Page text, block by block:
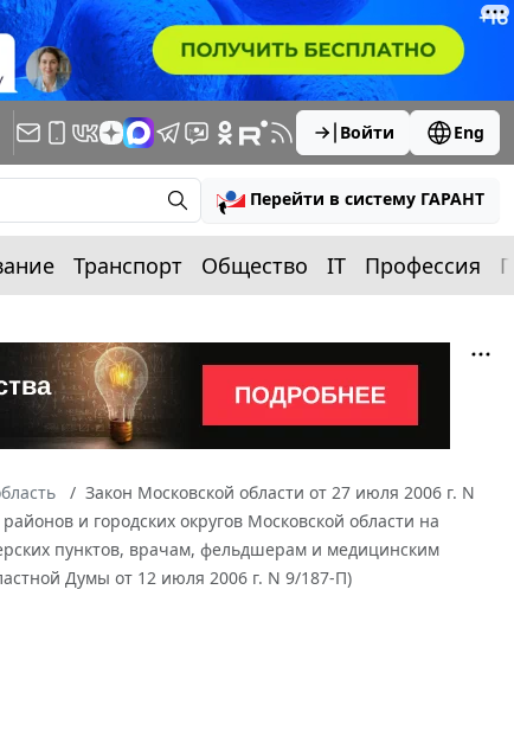
Войти Eng
Перейти в систему ГАРАНТ
Транспорт Общество IT Профессия
Закон Московской области от 27 июля 2006 г. N
и городских округов Московской области на
пунктов, врачам, фельдшерам и медицинским
Думы от 12 июля 2006 г. N 9/187-П)